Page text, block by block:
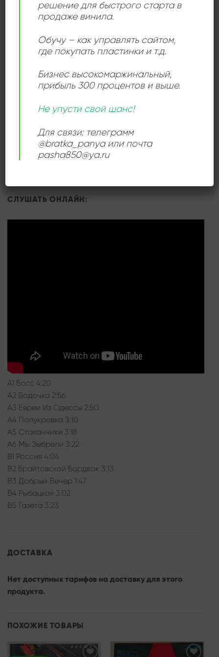
ДЕТАЛИ
Aprelevka Sound Inc.
ИСПОЛНИТЕЛЬ Вилли Токарев
СОСТОЯНИЕ
РАЗМЕР ПЛАСТИНКИ 12 дюймов
СЛУШАТЬ ОНЛАЙН:
A1 Босс 4:20
A2 Водочка 2:56
A3 Евреи Из Одессы 2:50
A4 Полукровка 3:10
A5 Стаканчики 3:18
A6 Мы Зыбрели 3:22
B1 Россия 4:04
B2 Брайтовской Бордвок 3:13
B3 Добрый Вечер 1:47
B4 Рыбацкая 3:02
B5 Газета 3:23
ДОСТАВКА
Нет доступных тарифов на доставку для этого
продукта.
ПОХОЖИЕ ТОВАРЫ
решение для быстрого старта в
продаже винила.
Обучу – как управлять сайтом,
где покупать пластинки и т.д.
Бизнес высокомаржинальный,
прибыль 300 процентов и выше.
Не упусти свой шанс!
Для связи: телеграмм
@bratka_panya или почта
pasha850@ya.ru